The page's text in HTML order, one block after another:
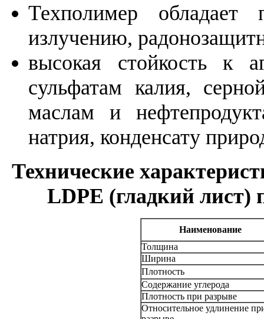
Техполимер
излучению,
высокая стойкость к
сульфатам калия,
маслам и
натрия, конденсату
Технические
LDPE (гладкий лист)
Наименование
Толщина
Ширина
Плотность
Содержание углерода
Плотность при разрыве
Относительное удлинение